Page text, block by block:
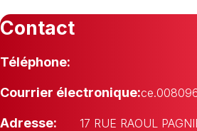
Contact
Téléphone:
Courrier électronique:
Adresse:
17 RUE RAOUL